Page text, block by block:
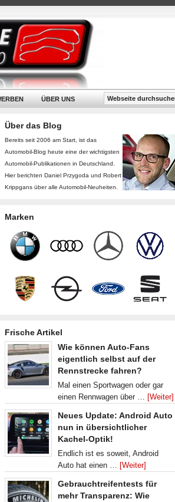
ÜBER UNS
Über das Blog
Bereits seit 2006 am Start, ist das
Automobil-Blog heute eine der wichtigsten
Automobil-Publikationen in Deutschland.
Hier berichten Daniel Przygoda und Robert
Krippgans über alle Automobil-Neuheiten.
Marken
Frische Artikel
Wie können Auto-Fans
eigentlich selbst auf der
Rennstrecke fahren?
Mal einen Sportwagen oder gar
einen Rennwagen über … [Weiter]
Neues Update: Android Auto
nun in übersichtlicher
Kachel-Optik!
Endlich ist es soweit, Android
Auto hat einen … [Weiter]
Gebrauchtreifentests für
mehr Transparenz: Wie